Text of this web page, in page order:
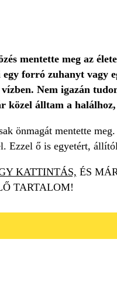
mentette meg az
forró zuhanyt vagy
Nem igazán
közel álltam a
önmagát mentette
Ezzel ő is egyetért,
KATTINTÁS, ÉS
TARTALOM!